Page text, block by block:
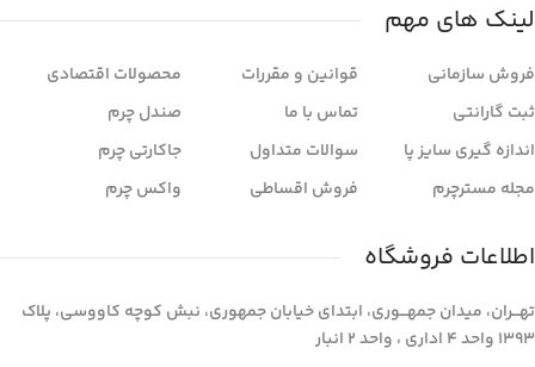
لینک های مهم
فروش سازمانی
ثبت گارانتی
اندازه گیری سایز پا
مجله مسترچرم
قوانین و مقررات
تماس با ما
سوالات متداول
فروش اقساطی
محصولات اقتصادی
صندل چرم
جاکارتی چرم
واکس چرم
اطلاعات فروشگاه
تهـــران، میدان جمهـــوری، ابتدای خیابان جمهوری، نبش کوچه کاووسی، پلاک
1393 واحد 4 اداری ، واحد 2 انبار